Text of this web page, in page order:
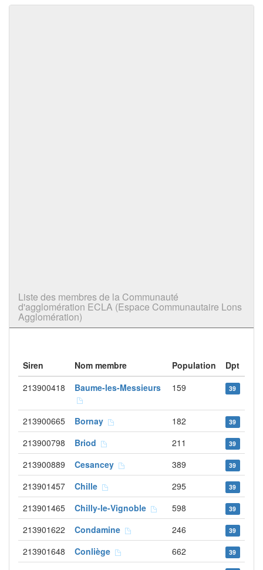
Liste des membres de la Communauté
d'agglomération ECLA (Espace Communautaire Lons
Agglomération)
Siren Nom membre Population
Dpt
213900418
Baume-les-Messieurs 159 39
213900665 Bornay 182 39
213900798 Briod 211 39
213900889 Cesancey 389 39
213901457 Chille 295 39
213901465 Chilly-le-Vignoble 598 39
213901622 Condamine 246 39
213901648 Conliège 662 39